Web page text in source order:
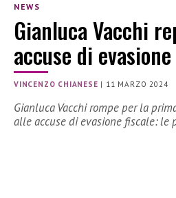
NEWS
Gianluca Vacchi
accuse di
VINCENZO CHIANESE | 11 MARZO 2024
Gianluca Vacchi rompe per la
alle accuse di evasione fiscale: le